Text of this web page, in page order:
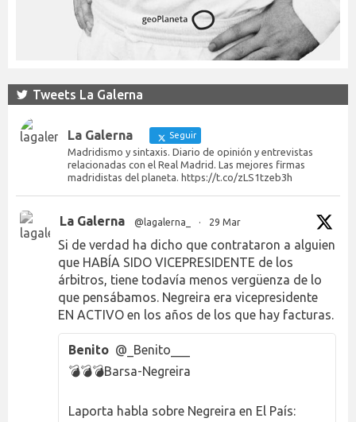
Tweets La Galerna
La Galerna Seguir
Madridismo y sintaxis. Diario de opinión y entrevistas
relacionadas con el Real Madrid. Las mejores firmas
madridistas del planeta. https://t.co/zLS1tzeb3h
La Galerna @lagalerna_ · 29 Mar
Si de verdad ha dicho que contrataron a alguien
que HABÍA SIDO VICEPRESIDENTE de los
árbitros, tiene todavía menos vergüenza de lo
que pensábamos. Negreira era vicepresidente
EN ACTIVO en los años de los que hay facturas.
Benito @_Benito___
💣💣💣Barsa-Negreira
Laporta habla sobre Negreira en El País: